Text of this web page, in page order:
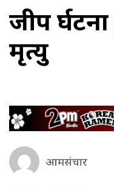
जीप
मृत्यु
आमसंचार